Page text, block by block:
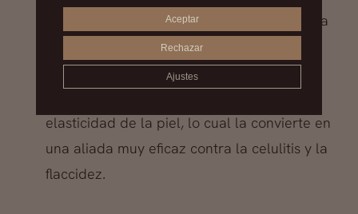
fibroblastos gracias al calor intradérmico, la
radiofrecuencia corporal produce la
regeneración de colágeno y de elastina, y
elasticidad de la piel, lo cual la convierte en
una aliada muy eficaz contra la celulitis y la
flaccidez.
Aceptar
Rechazar
Ajustes